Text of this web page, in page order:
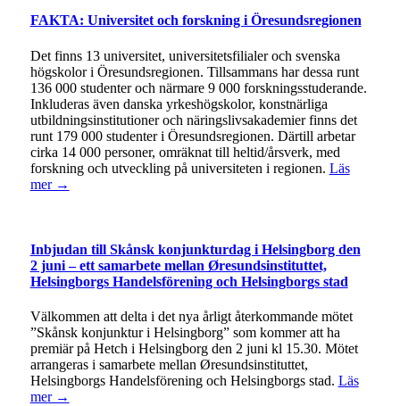
FAKTA: Universitet och forskning i Öresundsregionen
Det finns 13 universitet, universitetsfilialer och svenska
högskolor i Öresundsregionen. Tillsammans har dessa runt
136 000 studenter och närmare 9 000 forskningsstuderande.
Inkluderas även danska yrkeshögskolor, konstnärliga
utbildningsinstitutioner och näringslivsakademier finns det
runt 179 000 studenter i Öresundsregionen. Därtill arbetar
cirka 14 000 personer, omräknat till heltid/årsverk, med
forskning och utveckling på universiteten i regionen. Läs
mer →
Inbjudan till Skånsk konjunkturdag i Helsingborg den
2 juni – ett samarbete mellan Øresundsinstituttet,
Helsingborgs Handelsförening och Helsingborgs stad
Välkommen att delta i det nya årligt återkommande mötet
”Skånsk konjunktur i Helsingborg” som kommer att ha
premiär på Hetch i Helsingborg den 2 juni kl 15.30. Mötet
arrangeras i samarbete mellan Øresundsinstituttet,
Helsingborgs Handelsförening och Helsingborgs stad. Läs
mer →